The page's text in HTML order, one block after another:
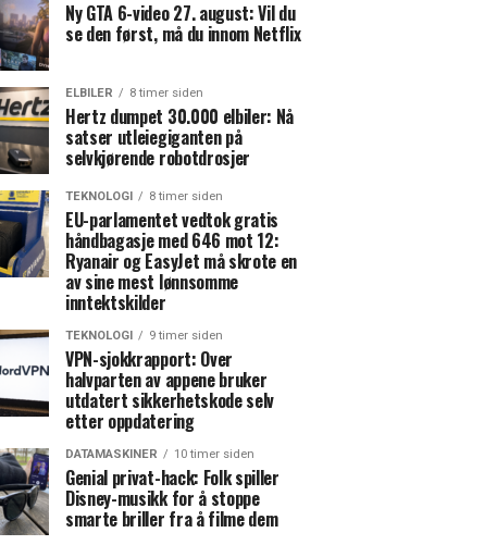
Ny GTA 6-video 27. august: Vil du
se den først, må du innom Netflix
ELBILER 8 timer siden
Hertz dumpet 30.000 elbiler: Nå
satser utleiegiganten på
selvkjørende robotdrosjer
TEKNOLOGI 8 timer siden
EU-parlamentet vedtok gratis
håndbagasje med 646 mot 12:
Ryanair og EasyJet må skrote en
av sine mest lønnsomme
inntektskilder
TEKNOLOGI 9 timer siden
VPN-sjokkrapport: Over
halvparten av appene bruker
utdatert sikkerhetskode selv
etter oppdatering
DATAMASKINER 10 timer siden
Genial privat-hack: Folk spiller
Disney-musikk for å stoppe
smarte briller fra å filme dem